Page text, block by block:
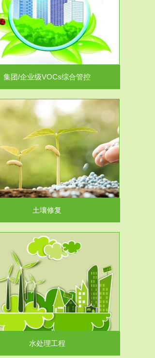
集团/企业级VOCs综合管控
土壤修复
水处理工程